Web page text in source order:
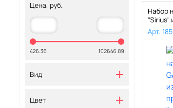
Цена, руб.
426.36 102646.89
Вид
Цвет
Набор
"Sirius"
Арт.